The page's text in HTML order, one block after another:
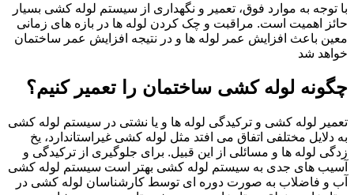
با توجه به موارد فوق، تعمیر و نگهداری از سیستم لوله کشی بسیار
حائز اهمیت است. مراقبت و چک کردن لوله ها در بازه های زمانی
معین باعث افزایش عمر لوله ها و در نتیجه افزایش عمر ساختمان
خواهد شد
چگونه لوله کشی ساختمان را تعمیر کنیم؟
تعمیر لوله کشی و ترکیدگی لوله ها و یا نشتی در سیستم لوله کشی
به دلایل مختلفی اتفاق می افتد مثل لوله کشی غیراستاندارد، یخ
زدگی لوله ها و مسائلی از این قبیل. برای جلوگیری از ترکیدگی و
آسیب های جدی به سیستم لوله کشی بهتر است سیستم لوله کشی
آب و فاضلاب به صورت دوره ای توسط کارشناسان لوله کشی در